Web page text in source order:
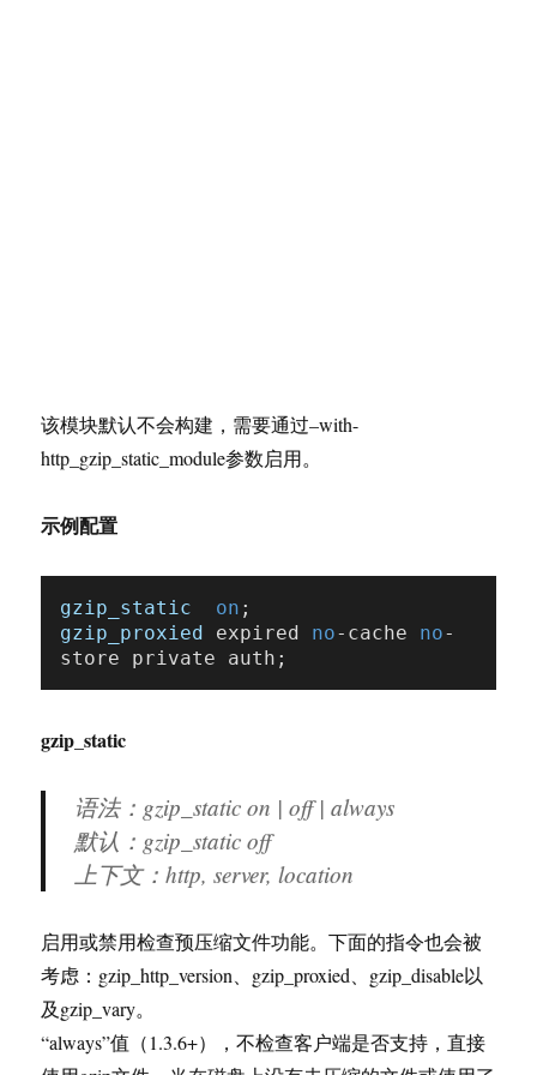
该模块默认不会构建，需要通过–with-
http_gzip_static_module参数启用。
示例配置
gzip_static on
gzip_proxied expired no-cache no-
gzip_static
语法：gzip_static on | off | always
默认：gzip_static off
上下文：http, server, location
启用或禁用检查预压缩文件功能。下面的指令也会被
考虑：gzip_http_version、gzip_proxied、gzip_disable以
及gzip_vary。
“always”值（1.3.6+），不检查客户端是否支持，直接